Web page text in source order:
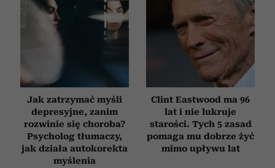
Jak zatrzymać myśli
depresyjne, zanim
rozwinie się choroba?
Psycholog tłumaczy,
jak działa autokorekta
myślenia
Clint Eastwood ma 96
lat i nie lukruje
starości. Tych 5 zasad
pomaga mu dobrze żyć
mimo upływu lat